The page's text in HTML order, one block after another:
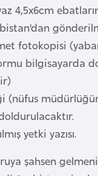
4,5x6cm
fotokopisi
bilgisayarda
(nüfus
yetki yazısı.
şahsen